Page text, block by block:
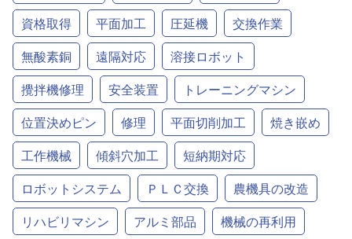
資格取得
平面加工 圧延機
交換作業
無酸素銅
遠隔対応
溶接ロボット
攪拌機修理
安全装置
トレーニングマシン
位置決めピン
修理 平面切削加工
焼き嵌め
工作機械
傾斜穴加工
短納期対応
ロボットシステム
ＰＬＣ交換
農機具の改造
リハビリマシン
アルミ部品 機械の再利用